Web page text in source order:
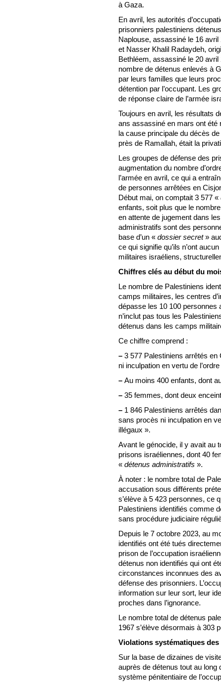
à Gaza.
En avril, les autorités
prisonniers palestiniens
Naplouse, assassiné le 16
et Nasser Khalil Radaydeh,
Bethléem, assassiné le 20 avril
nombre de détenus enlevés à
par leurs familles que leurs
détention par l’occupant. Les
de réponse claire de l’armée
Toujours en avril, les résultats
ans assassiné en mars ont été
la cause principale du décès
près de Ramallah, était la
Les groupes de défense des
augmentation du nombre
l’armée en avril, ce qui a
de personnes arrêtées en
Début mai, on comptait 3 577 «
enfants, soit plus que le
en attente de jugement dans
administratifs sont des
base d’un « dossier secret»
ce qui signifie qu’ils n’ont
militaires israéliens,
Chiffres clés au début du
Le nombre de Palestiniens
camps militaires, les centres
dépasse les 10 100 personnes
n’inclut pas tous les
détenus dans les camps
Ce chiffre comprend :
– 3 577 Palestiniens arrêtés
ni inculpation en vertu de
– Au moins 400 enfants, dont
– 35 femmes, dont deux
– 1 846 Palestiniens arrêtés
sans procès ni inculpation en
illégaux ».
Avant le génocide, il y avait au
prisons israéliennes, dont 40
« détenus administratifs ».
À noter : le nombre total de
accusation sous différents
s’élève à 5 423 personnes, ce
Palestiniens identifiés comme
sans procédure judiciaire
Depuis le 7 octobre 2023, au
identifiés ont été tués
prison de l’occupation
détenus non identifiés qui ont
circonstances inconnues des
défense des prisonniers.
information sur leur sort, leur
proches dans l’ignorance.
Le nombre total de détenus
1967 s’élève désormais à 303
Violations systématiques
Sur la base de dizaines de
auprès de détenus tout au long
système pénitentiaire de